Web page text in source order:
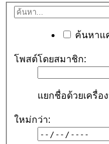
ค้นหาแ
โพสต์โดยสมาชิก:
แยกชื่อด้วยเครื่อ
ใหม่กว่า: